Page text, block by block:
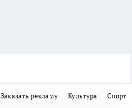
Заказать рекламу Культура Спорт